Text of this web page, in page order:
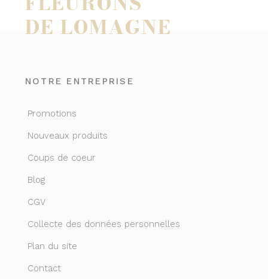
DE LOMAGNE
NOTRE ENTREPRISE
Promotions
Nouveaux produits
Coups de coeur
Blog
CGV
Collecte des données personnelles
Plan du site
Contact